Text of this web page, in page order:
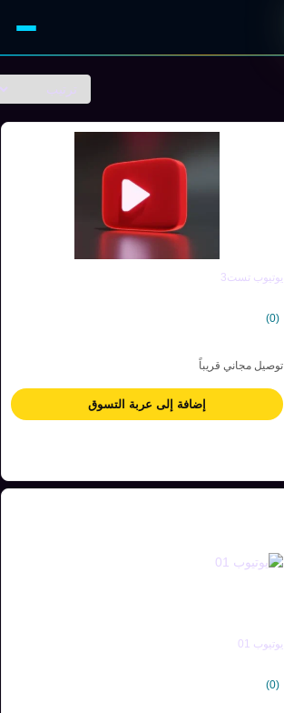
يوتيوب تست3
توصيل مجاني قريباً
إضافة إلى عربة التسوق
يوتيوب 01